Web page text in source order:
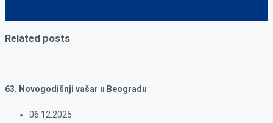
Related posts
63. Novogodišnji vašar u Beogradu
06.12.2025